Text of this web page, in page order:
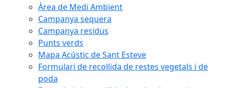
Àrea de Medi Ambient
Campanya sequera
Campanya residus
Punts verds
Mapa Acústic de Sant Esteve
Formulari de recollida de restes vegetals i de
poda